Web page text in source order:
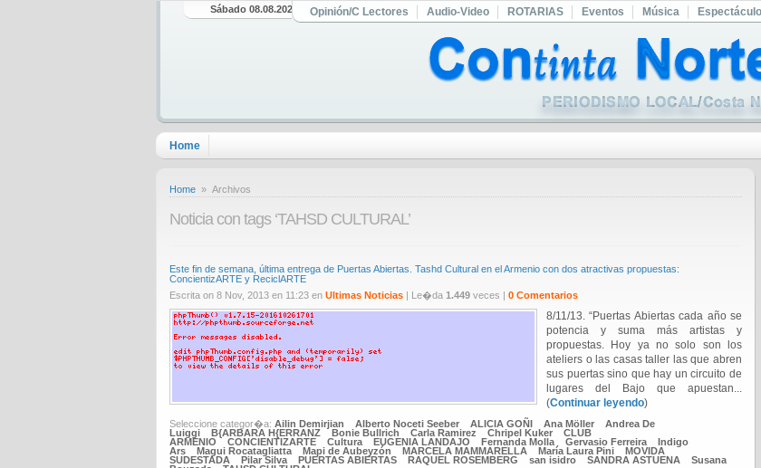
Sábado 08.08.2026 Opinión/C Lectores Audio-Video ROTARIAS Eventos Música
Home
Home » Archivos
Noticia con tags ‘TAHSD CULTURAL’
Este fin de semana, última entrega de Puertas Abiertas. Tashd Cultural en el Armenio con dos atractivas propuestas:
ConcientizARTE y ReciclARTE
Escrita on 8 Nov, 2013 en 11:23 en Ultimas Noticias | Le�da 1.449 veces | 0 Comentarios
8/11/13. “Puertas Abiertas cada año se
potencia y suma más artistas y
propuestas. Hoy ya no solo son los
ateliers o las casas taller las que abren
sus puertas sino que hay un circuito de
lugares del Bajo que apuestan...
(Continuar leyendo)
Seleccione categor�a: Ailin Demirjian Alberto Noceti Seeber ALICIA GOÑI Ana Möller
Andrea De
Luiggi
B{ARBARA H{ERRANZ Bonie Bullrich Carla Ramirez Chripel Kuker
CLUB
ARMENIO
CONCIENTIZARTE Cultura EUGENIA LANDAJO Fernanda Molla Gervasio Ferreira
Indigo
Ars
Magui Rocatagliatta Mapi de Aubeyzón MARCELA MAMMARELLA María Laura Pini
MOVIDA
SUDESTADA
Pilar Silva PUERTAS ABIERTAS RAQUEL ROSEMBERG san isidro SANDRA ASTUENA
Susana